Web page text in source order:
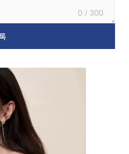
0 / 300